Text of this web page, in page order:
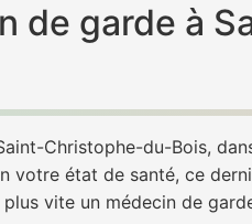
de garde à
Christophe-du-Bois,
votre état de santé, ce
vite un médecin de